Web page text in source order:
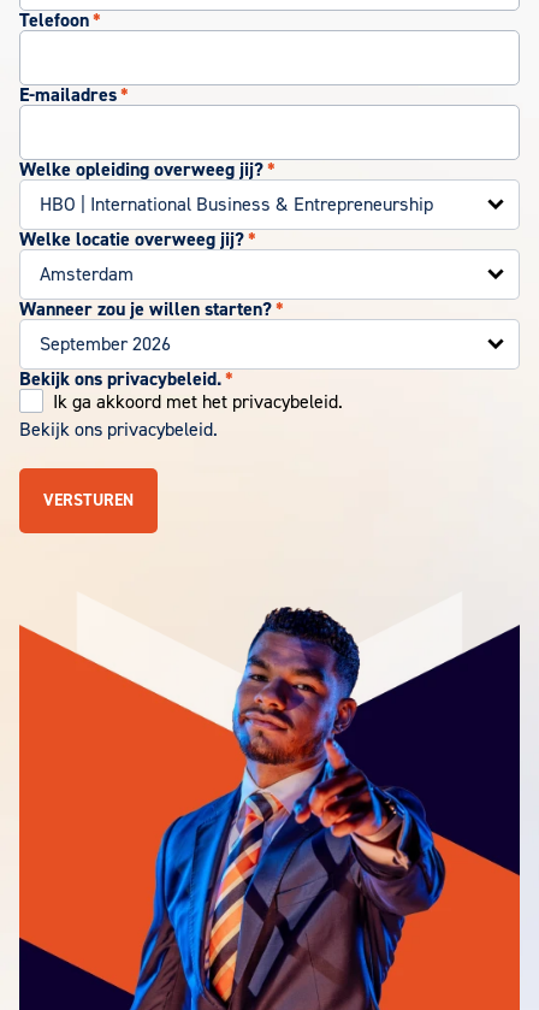
Telefoon*
E-mailadres*
Welke opleiding overweeg jij?*
Welke locatie overweeg jij?*
Wanneer zou je willen starten?*
Bekijk ons privacybeleid.*
Ik ga akkoord met het privacybeleid.
Bekijk ons privacybeleid.